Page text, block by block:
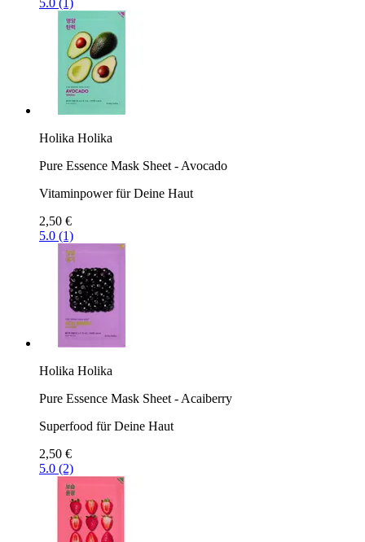
Holika Holika
Pure Essence Mask Sheet - Avocado
Vitaminpower für Deine Haut
2,50 €
5.0 (1)
Holika Holika
Pure Essence Mask Sheet - Acaiberry
Superfood für Deine Haut
2,50 €
5.0 (2)